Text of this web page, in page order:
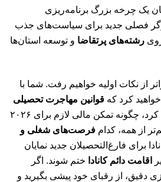
یک چرخه بزرگ برنامه‌ریزی
فصلی جدید برای سیاست‌های جذب
رشته‌های پرتقاضا و توسعه استان‌ها
از نکات اولیه خواهیم رفت. شما با
کرد که قوانین مهاجرت تحصیلی
چه تغییراتی خواهند کرد، چگونه تمکن مالی لازم برای ۲۰۲۶
از همه، کدام فرصت‌های شغلی و
برای فارغ‌التحصیلان جدید نمایان
اقامت دائم کانادا ختم شوند. اگر
دقیق، از رقبای خود پیشی بگیرید و